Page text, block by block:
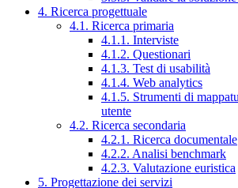
4. Ricerca progettuale
4.1. Ricerca primaria
4.1.1. Interviste
4.1.2. Questionari
4.1.3. Test di usabilità
4.1.4. Web analytics
4.1.5. Strumenti di
utente
4.2. Ricerca secondaria
4.2.1. Ricerca documentale
4.2.2. Analisi benchmark
4.2.3. Valutazione euristica
5. Progettazione dei servizi